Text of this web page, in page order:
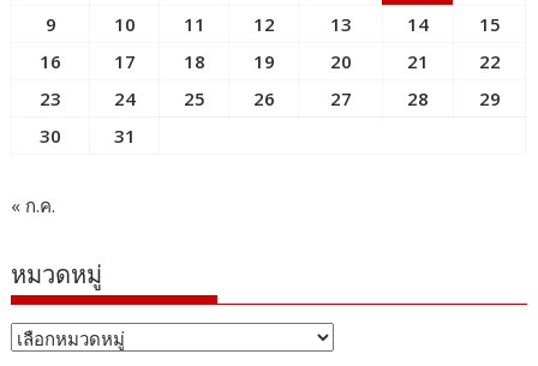
9
10 11 12 13 14
15
16
17 18 19 20 21
22
23
24 25 26 27 28
29
30
31
« ก.ค.
หมวดหมู่
หมวด